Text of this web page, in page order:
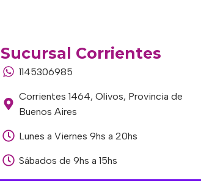
Sucursal Corrientes
1145306985
Corrientes 1464, Olivos, Provincia de
Buenos Aires
Lunes a Viernes 9hs a 20hs
Sábados de 9hs a 15hs